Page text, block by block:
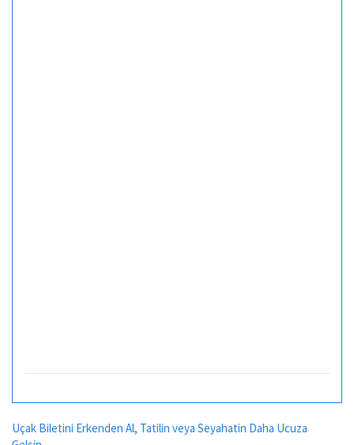
Uçak Biletini Erkenden Al, Tatilin veya Seyahatin Daha Ucuza